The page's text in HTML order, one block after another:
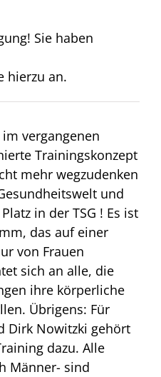
Sie haben
hierzu an.
vergangenen
Trainingskonzept
mehr wegzudenken
und
in der TSG ! Es ist
das auf einer
von Frauen
sich an alle, die
ihre körperliche
Übrigens: Für
Dirk Nowitzki gehört
dazu. Alle
Männer- sind